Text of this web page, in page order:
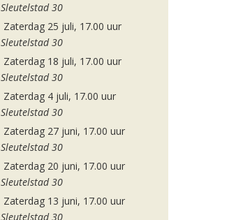
Sleutelstad 30
Zaterdag 25 juli, 17.00 uur
Sleutelstad 30
Zaterdag 18 juli, 17.00 uur
Sleutelstad 30
Zaterdag 4 juli, 17.00 uur
Sleutelstad 30
Zaterdag 27 juni, 17.00 uur
Sleutelstad 30
Zaterdag 20 juni, 17.00 uur
Sleutelstad 30
Zaterdag 13 juni, 17.00 uur
Sleutelstad 30